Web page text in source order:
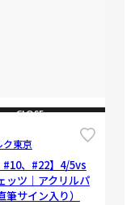
CLOSE
ク東京
#10、#22】4/5vs
ッツ｜アクリルパ
筆サイン入り）